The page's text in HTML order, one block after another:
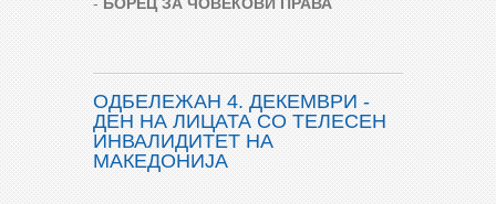
ОДБЕЛЕЖАН 4. ДЕКЕМВРИ -
ДЕН НА ЛИЦАТА СО ТЕЛЕСЕН
ИНВАЛИДИТЕТ НА
МАКЕДОНИЈА